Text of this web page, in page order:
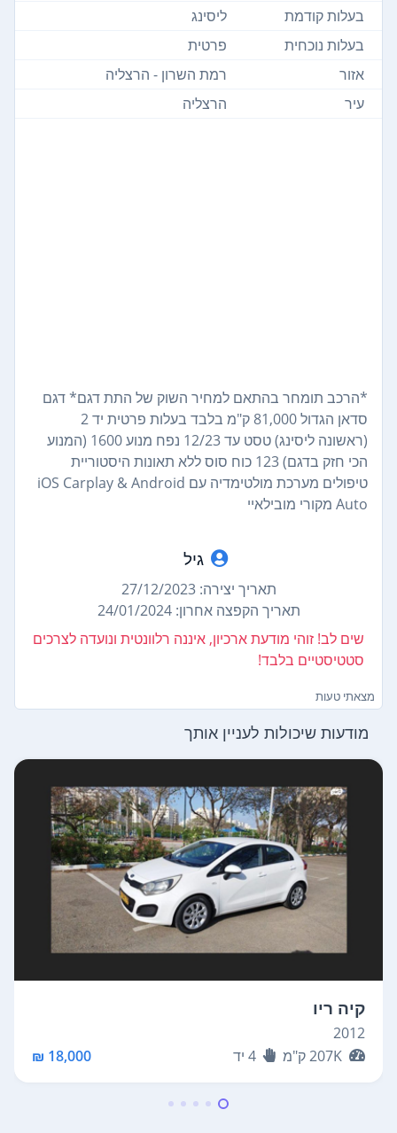
בעלות קודמת
ליסינג
בעלות נוכחית
פרטית
אזור
רמת השרון - הרצליה
עיר
הרצליה
*הרכב תומחר בהתאם למחיר השוק של התת דגם* דגם
סדאן הגדול 81,000 ק"מ בלבד בעלות פרטית יד 2
(ראשונה ליסינג) טסט עד 12/23 נפח מנוע 1600 (המנוע
הכי חזק בדגם) 123 כוח סוס ללא תאונות היסטוריית
טיפולים מערכת מולטימדיה עם iOS Carplay & Android
Auto מקורי מובילאיי
גיל
תאריך יצירה: 27/12/2023
תאריך הקפצה אחרון: 24/01/2024
שים לב! זוהי מודעת ארכיון, איננה רלוונטית ונועדה לצרכים
סטטיסטיים בלבד!
מצאתי טעות
מודעות שיכולות לעניין אותך
קיה ריו
2012
207Kק"מ 4 יד 18,000 ₪